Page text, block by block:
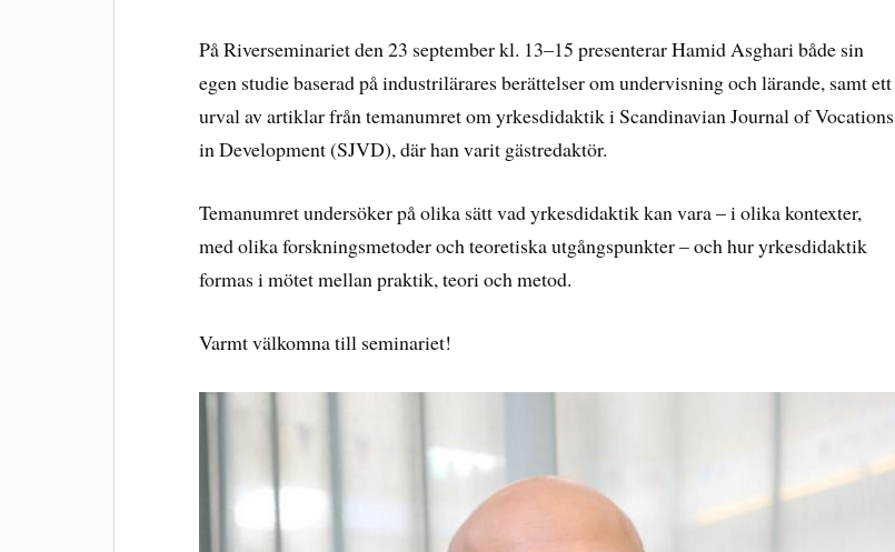
På Riverseminariet den 23 september kl. 13–15 presenterar Hamid Asghari både sin
egen studie baserad på industrilärares berättelser om undervisning och lärande, samt ett
urval av artiklar från temanumret om yrkesdidaktik i Scandinavian Journal of Vocations
in Development (SJVD), där han varit gästredaktör.
Temanumret undersöker på olika sätt vad yrkesdidaktik kan vara – i olika kontexter,
med olika forskningsmetoder och teoretiska utgångspunkter – och hur yrkesdidaktik
formas i mötet mellan praktik, teori och metod.
Varmt välkomna till seminariet!